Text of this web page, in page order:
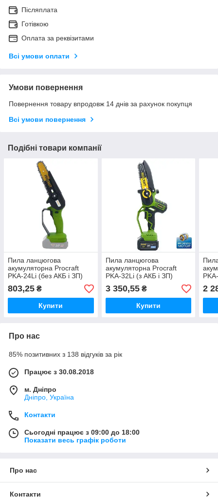
Післяплата
Готівкою
Оплата за реквізитами
Всі умови оплати
Умови повернення
Повернення товару впродовж 14 днів за рахунок покупця
Всі умови повернення
Подібні товари компанії
Пила ланцюгова
акумуляторна Proсraft
PKA-24Li (без АКБ і ЗП)
(030026)
803,25 ₴
Купити
Пила ланцюгова
акумуляторна Procraft
PKA-32Li (з АКБ і ЗП)
(030039)
3 350,55₴
Купити
2
Про нас
85% позитивних з 138 відгуків за рік
Працює з 30.08.2018
м. Дніпро
Дніпро, Україна
Контакти
Сьогодні працює з 09:00 до 18:00
Показати весь графік роботи
Про нас
Контакти